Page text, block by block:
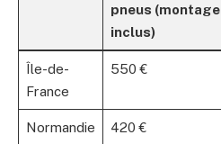
pneus (montage
inclus)
Île-de-
France
550 €
Normandie 420 €